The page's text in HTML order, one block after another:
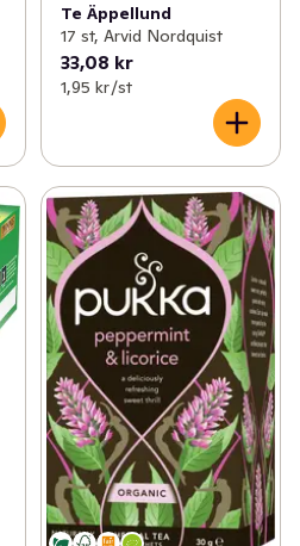
Te Äppellund
17 st, Arvid Nordquist
33,08 kr
1,95 kr /st